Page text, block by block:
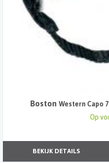
Boston Western Capo
Op
BEKIJK DETAILS